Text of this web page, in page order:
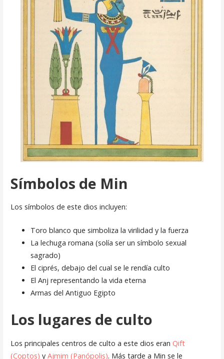
Símbolos de Min
Los símbolos de este dios incluyen:
Toro blanco que simboliza la virilidad y la fuerza
La lechuga romana (solía ser un símbolo sexual
sagrado)
El ciprés, debajo del cual se le rendía culto
El Anj representando la vida eterna
Armas del Antiguo Egipto
Los lugares de culto
Los principales centros de culto a este dios eran Qift
(Coptos) y Ajmim (Panópolis). Más tarde a Min se le